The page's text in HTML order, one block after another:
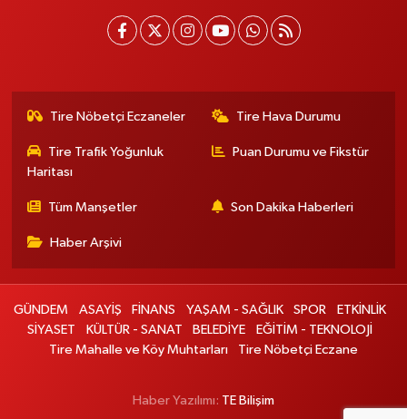
Tire Nöbetçi Eczaneler Tire Hava Durumu
Tire Trafik Yoğunluk
Haritası
Puan Durumu ve Fikstür
Tüm Manşetler Son Dakika Haberleri
Haber Arşivi
GÜNDEM ASAYİŞ FİNANS YAŞAM - SAĞLIK SPOR
ETKİNLİK
SİYASET
KÜLTÜR - SANAT BELEDİYE
EĞİTİM - TEKNOLOJİ
Tire Mahalle ve Köy Muhtarları
Tire Nöbetçi Eczane
Haber Yazılımı: TE Bilişim